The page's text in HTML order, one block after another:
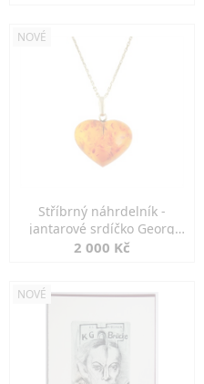
NOVÉ
Stříbrný náhrdelník -
jantarové srdíčko Georg
Kramer
2 000 Kč
NOVÉ